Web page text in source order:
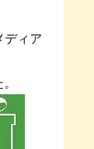
ディア